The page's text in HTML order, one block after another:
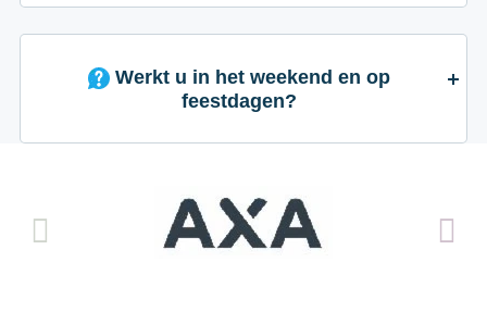
Werkt u in het weekend en op
feestdagen?